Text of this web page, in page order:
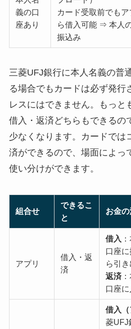
義の口
座あり
カード受取前でも
ら借入可能 ⇒ 本人
振込み
三菱UFJ銀行に本人名義の普
る場合でもカードは必ず発行
レスにはできません。もっと
借入・返済どちらもできるの
少なくなります。カードでは
済ができるので、場面によっ
使い分けができます。
組合せ
できるこ
と
お金
アプリ
借入・返
済
借入
口座
ら引き
返済
口座
借入（
菱UFJ